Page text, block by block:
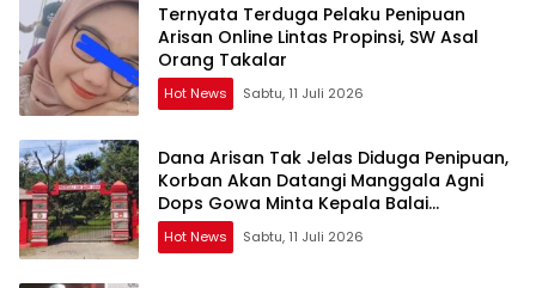
Ternyata Terduga Pelaku Penipuan
Arisan Online Lintas Propinsi, SW Asal
Orang Takalar
Hot News Sabtu, 11 Juli 2026
Dana Arisan Tak Jelas Diduga Penipuan,
Korban Akan Datangi Manggala Agni
Dops Gowa Minta Kepala Balai
Kehutanan Bulurokeng Turun Tangan
Hot News Sabtu, 11 Juli 2026